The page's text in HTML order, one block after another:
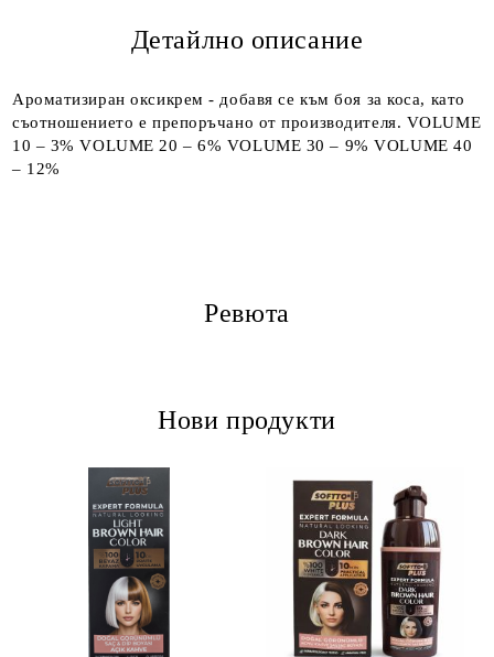
Детайлно описание
Ароматизиран оксикрем - добавя се към боя за коса, като
съотношението е препоръчано от производителя. VOLUME
10 – 3% VOLUME 20 – 6% VOLUME 30 – 9% VOLUME 40
– 12%
Ревюта
Нови продукти